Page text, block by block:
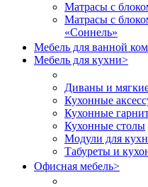
Матрасы с
Матрасы с
«Соннель»
Мебель для ванной
Мебель для кухни>
Диваны и
Кухонные
Кухонные
Кухонные столы
Модули для
Табуреты и
Офисная мебель>